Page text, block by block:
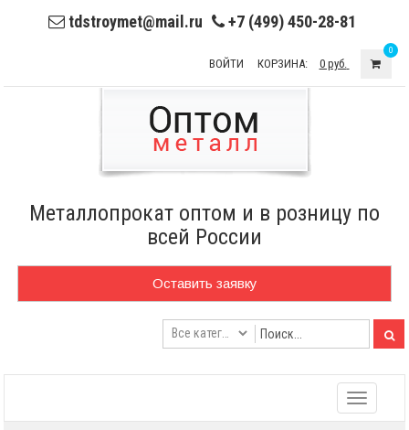
tdstroymet@mail.ru +7 (499) 450-28-81
ВОЙТИ КОРЗИНА: 0 руб.
0
Металлопрокат оптом и в розницу по
всей России
Оставить заявку
Toggle